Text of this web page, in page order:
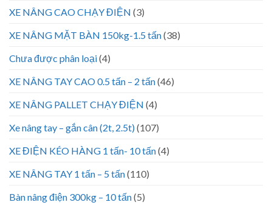
XE NÂNG CAO CHẠY ĐIỆN (3)
XE NÂNG MẶT BÀN 150kg-1.5 tấn(38)
Chưa được phân loại(4)
XE NÂNG TAY CAO 0.5 tấn – 2 tấn(46)
XE NÂNG PALLET CHẠY ĐIỆN (4)
Xe nâng tay – gắn cân (2t, 2.5t)(107)
XE ĐIỆN KÉO HÀNG 1 tấn- 10 tấn(4)
XE NÂNG TAY 1 tấn – 5 tấn(110)
Bàn nâng điện 300kg – 10 tấn(5)